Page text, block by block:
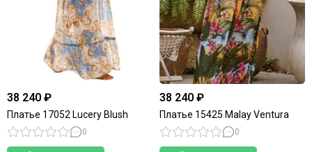
38 240 ₽
Платье 17052 Lucery Blush
0
38 240 ₽
Платье 15425 Malay Ventura
0